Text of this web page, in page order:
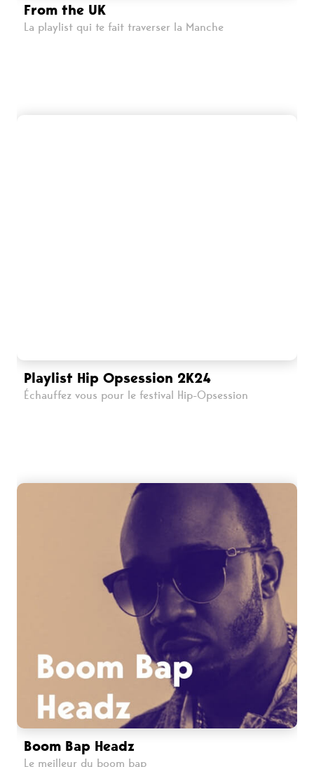
From the UK
La playlist qui te fait traverser la Manche
Playlist Hip Opsession 2K24
Échauffez vous pour le festival Hip-Opsession
Boom Bap Headz
Le meilleur du boom bap